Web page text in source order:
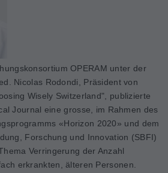
OPERAM unter der
Nicolas Rodondi, Präsident von
Wisely Switzerland", publizierte
Journal eine grosse, im Rahmen des
«Horizon 2020» und dem
Forschung und Innovation (SBFI)
Verringerung der Anzahl
erkrankten, älteren Personen.